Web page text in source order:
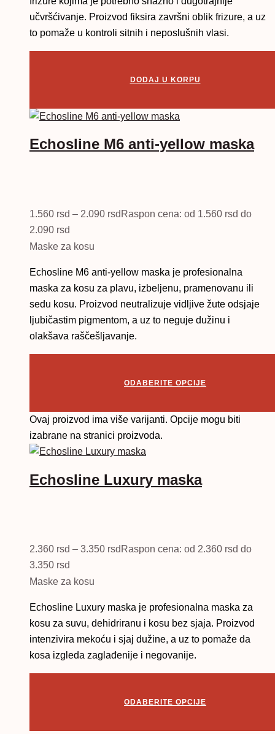
učvršćivanje. Proizvod fiksira završni oblik frizure, a uz
to pomaže u kontroli sitnih i neposlušnih vlasi.
DODAJ U KORPU
Echosline M6 anti-yellow maska
1.560 rsd – 2.090 rsd Raspon cena: od 1.560 rsd do
2.090 rsd
Maske za kosu
Echosline M6 anti-yellow maska je profesionalna
maska za kosu za plavu, izbeljenu, pramenovanu ili
sedu kosu. Proizvod neutralizuje vidljive žute odsjaje
ljubičastim pigmentom, a uz to neguje dužinu i
olakšava raščešljavanje.
ODABERITE OPCIJE
Ovaj proizvod ima više varijanti. Opcije mogu biti
izabrane na stranici proizvoda.
Echosline Luxury maska
2.360 rsd – 3.350 rsd Raspon cena: od 2.360 rsd do
3.350 rsd
Maske za kosu
Echosline Luxury maska je profesionalna maska za
kosu za suvu, dehidriranu i kosu bez sjaja. Proizvod
intenzivira mekoću i sjaj dužine, a uz to pomaže da
kosa izgleda zaglađenije i negovanije.
ODABERITE OPCIJE